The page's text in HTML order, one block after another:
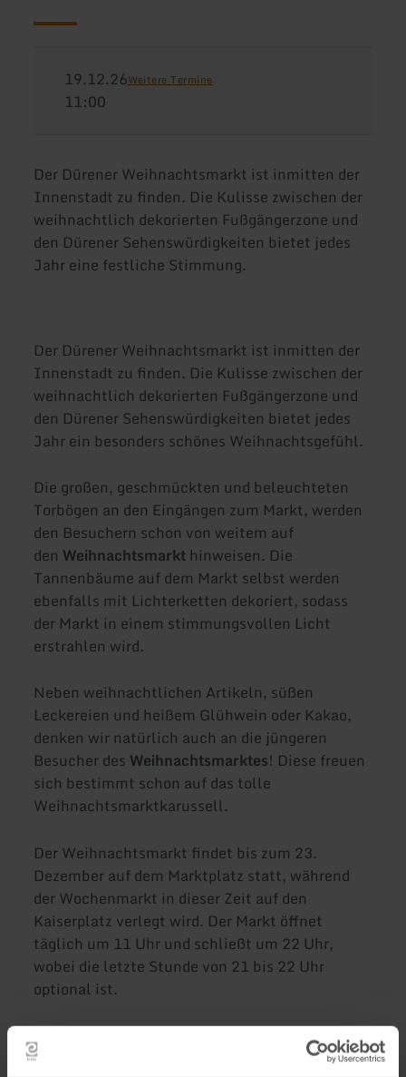
19.12.26Weitere Termine
11:00
Der Dürener Weihnachtsmarkt ist inmitten der
Innenstadt zu finden. Die Kulisse zwischen der
weihnachtlich dekorierten Fußgängerzone und
den Dürener Sehenswürdigkeiten bietet jedes
Jahr eine festliche Stimmung.
Der Dürener Weihnachtsmarkt ist inmitten der
Innenstadt zu finden. Die Kulisse zwischen der
weihnachtlich dekorierten Fußgängerzone und
den Dürener Sehenswürdigkeiten bietet jedes
Jahr ein besonders schönes Weihnachtsgefühl.
Die großen, geschmückten und beleuchteten
Torbögen an den Eingängen zum Markt, werden
den Besuchern schon von weitem auf
den Weihnachtsmarkt hinweisen. Die
Tannenbäume auf dem Markt selbst werden
ebenfalls mit Lichterketten dekoriert, sodass
der Markt in einem stimmungsvollen Licht
erstrahlen wird.
Neben weihnachtlichen Artikeln, süßen
Leckereien und heißem Glühwein oder Kakao,
denken wir natürlich auch an die jüngeren
Besucher des Weihnachtsmarktes! Diese freuen
sich bestimmt schon auf das tolle
Weihnachtsmarktkarussell.
Der Weihnachtsmarkt findet bis zum 23.
Dezember auf dem Marktplatz statt, während
der Wochenmarkt in dieser Zeit auf den
Kaiserplatz verlegt wird. Der Markt öffnet
täglich um 11 Uhr und schließt um 22 Uhr,
wobei die letzte Stunde von 21 bis 22 Uhr
optional ist.
Am 20. Dezember findet von 13.00 bis 18.00
Uhr ein